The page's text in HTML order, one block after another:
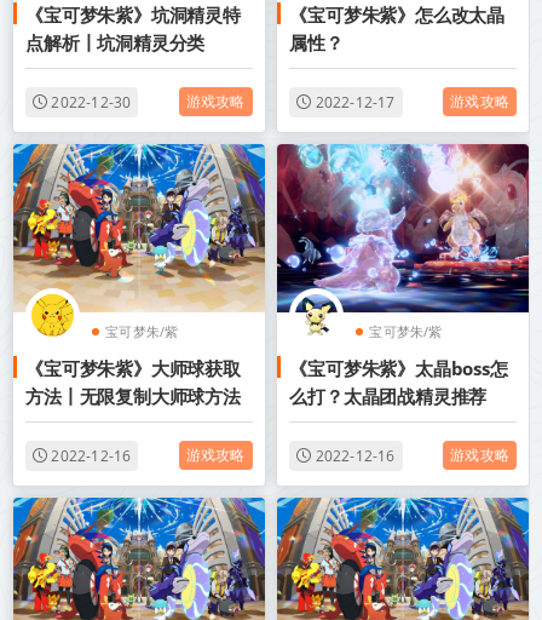
《宝可梦朱紫》坑洞精灵特
点解析丨坑洞精灵分类
2022-12-30 游戏攻略
《宝可梦朱紫》怎么改太晶
属性？
2022-12-17 游戏攻略
宝可梦朱/紫
《宝可梦朱紫》大师球获取
方法丨无限复制大师球方法
2022-12-16 游戏攻略
宝可梦朱/紫
《宝可梦朱紫》太晶boss怎
么打？太晶团战精灵推荐
2022-12-16 游戏攻略